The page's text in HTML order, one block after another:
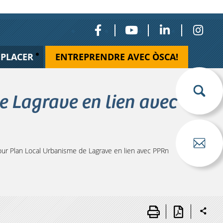
ENTREPRENDRE AVEC ÒSCA!
Lagrave en lien avec
Plan Local Urbanisme de Lagrave en lien avec PPRn